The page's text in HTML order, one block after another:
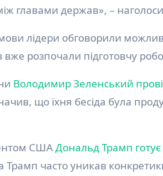
главами держав», –
лідери обговорили
розпочали підготовчу
Володимир Зеленський
що їхня бесіда була
СШАДональд Трамп
часто уникав